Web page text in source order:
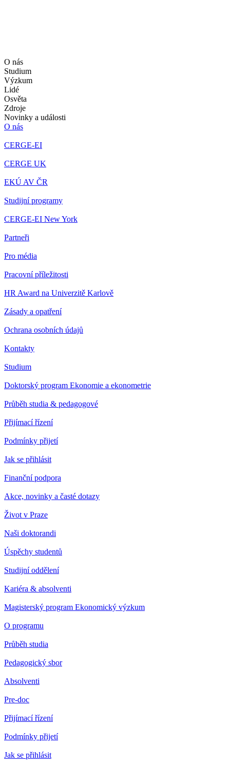
O nás
Studium
Výzkum
Lidé
Osvěta
Zdroje
Novinky a události
O nás
CERGE-EI
CERGE UK
EKÚ AV ČR
Studijní programy
CERGE-EI New York
Partneři
Pro média
Pracovní příležitosti
HR Award na Univerzitě Karlově
Zásady a opatření
Ochrana osobních údajů
Kontakty
Studium
Doktorský program Ekonomie a ekonometrie
Průběh studia & pedagogové
Přijímací řízení
Podmínky přijetí
Jak se přihlásit
Finanční podpora
Akce, novinky a časté dotazy
Život v Praze
Naši doktorandi
Úspěchy studentů
Studijní oddělení
Kariéra & absolventi
Magisterský program Ekonomický výzkum
O programu
Průběh studia
Pedagogický sbor
Absolventi
Pre-doc
Přijímací řízení
Podmínky přijetí
Jak se přihlásit